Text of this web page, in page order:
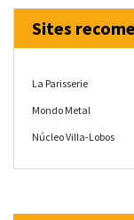
Sites
La Parisserie
Mondo Metal
Núcleo Villa-Lobos